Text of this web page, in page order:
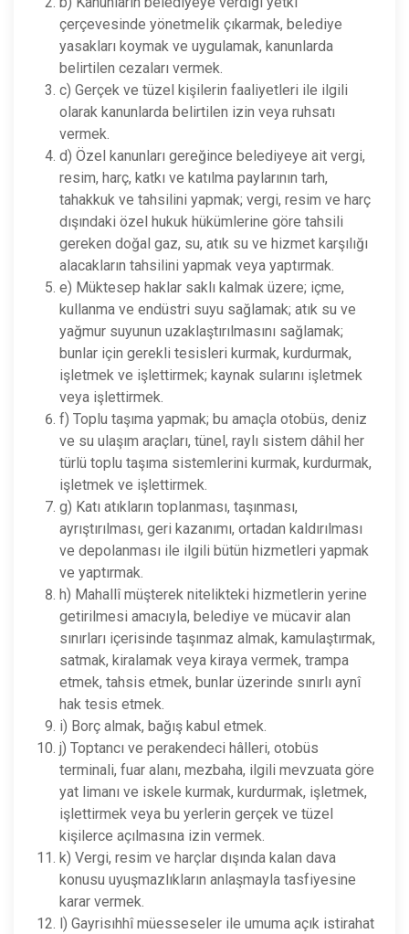
çerçevesinde yönetmelik çıkarmak, belediye
yasakları koymak ve uygulamak, kanunlarda
belirtilen cezaları vermek.
c) Gerçek ve tüzel kişilerin faaliyetleri ile ilgili
olarak kanunlarda belirtilen izin veya ruhsatı
vermek.
d) Özel kanunları gereğince belediyeye ait vergi,
resim, harç, katkı ve katılma paylarının tarh,
tahakkuk ve tahsilini yapmak; vergi, resim ve harç
dışındaki özel hukuk hükümlerine göre tahsili
gereken doğal gaz, su, atık su ve hizmet karşılığı
alacakların tahsilini yapmak veya yaptırmak.
e) Müktesep haklar saklı kalmak üzere; içme,
kullanma ve endüstri suyu sağlamak; atık su ve
yağmur suyunun uzaklaştırılmasını sağlamak;
bunlar için gerekli tesisleri kurmak, kurdurmak,
işletmek ve işlettirmek; kaynak sularını işletmek
veya işlettirmek.
f) Toplu taşıma yapmak; bu amaçla otobüs, deniz
ve su ulaşım araçları, tünel, raylı sistem dâhil her
türlü toplu taşıma sistemlerini kurmak, kurdurmak,
işletmek ve işlettirmek.
g) Katı atıkların toplanması, taşınması,
ayrıştırılması, geri kazanımı, ortadan kaldırılması
ve depolanması ile ilgili bütün hizmetleri yapmak
ve yaptırmak.
h) Mahallî müşterek nitelikteki hizmetlerin yerine
getirilmesi amacıyla, belediye ve mücavir alan
sınırları içerisinde taşınmaz almak, kamulaştırmak,
satmak, kiralamak veya kiraya vermek, trampa
etmek, tahsis etmek, bunlar üzerinde sınırlı aynî
hak tesis etmek.
i) Borç almak, bağış kabul etmek.
j) Toptancı ve perakendeci hâlleri, otobüs
terminali, fuar alanı, mezbaha, ilgili mevzuata göre
yat limanı ve iskele kurmak, kurdurmak, işletmek,
işlettirmek veya bu yerlerin gerçek ve tüzel
kişilerce açılmasına izin vermek.
k) Vergi, resim ve harçlar dışında kalan dava
konusu uyuşmazlıkların anlaşmayla tasfiyesine
karar vermek.
l) Gayrisıhhî müesseseler ile umuma açık istirahat